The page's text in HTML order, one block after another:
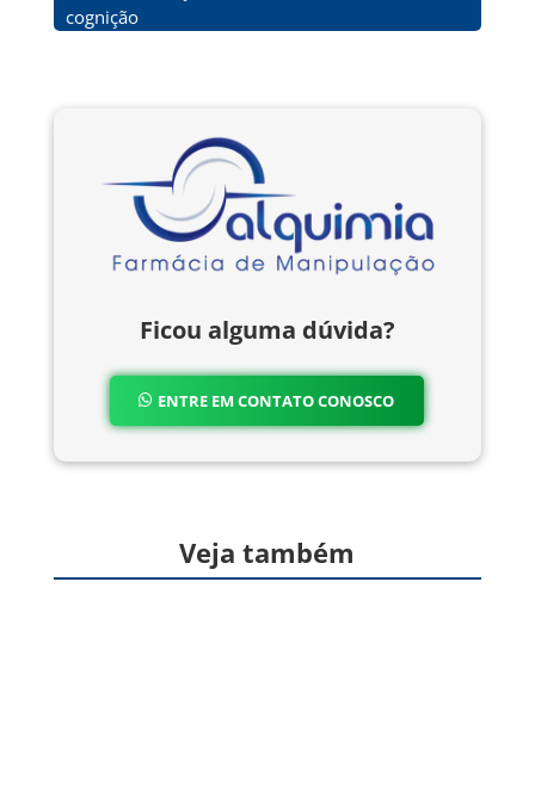
cognição
Ficou alguma dúvida?
ENTRE EM CONTATO CONOSCO
Veja também